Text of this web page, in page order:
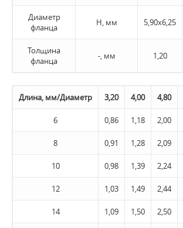
Диаметр
фланца
H, мм 5,90х6,25
Толщина
фланца
-, мм 1,20
Длина, мм/Диаметр 3,20 4,00 4,80
6 0,86 1,18 2,00
8 0,91 1,28 2,09
10 0,98 1,39 2,24
12 1,03 1,49 2,44
14 1,09 1,50 2,50